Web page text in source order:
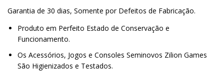
Garantia de 30 dias, Somente por Defeitos de Fabricação.
Produto em Perfeito Estado de Conservação e
Funcionamento.
Os Acessórios, Jogos e Consoles Seminovos Zilion Games
São Higienizados e Testados.